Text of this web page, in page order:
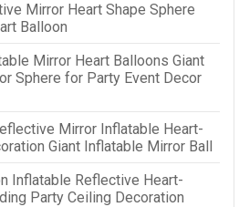
Mirror Heart Shape Sphere
Balloon
Mirror Heart Balloons Giant
Sphere for Party Event Decor
Mirror Inflatable Heart-
Giant Inflatable Mirror Ball
Inflatable Reflective Heart-
Party Ceiling Decoration